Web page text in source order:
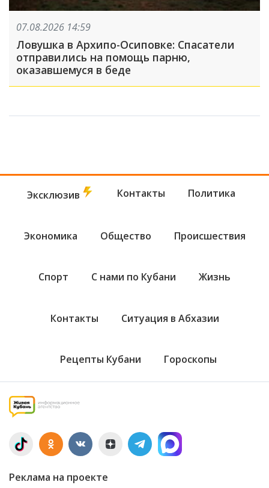
07.08.2026 14:59
Ловушка в Архипо-Осиповке: Спасатели
отправились на помощь парню,
оказавшемуся в беде
Эксклюзив Контакты Политика
Экономика Общество Происшествия
Спорт С нами по Кубани Жизнь
Контакты Ситуация в Абхазии
Рецепты Кубани Гороскопы
Реклама на проекте